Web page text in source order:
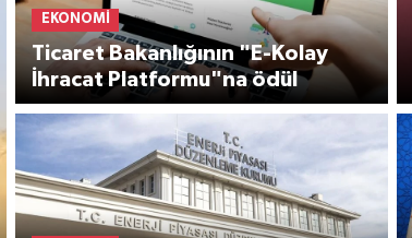
EKONOMI
Ticaret Bakanlığının "E-Kolay
İhracat Platformu"na ödül